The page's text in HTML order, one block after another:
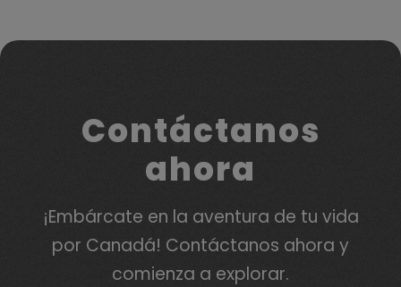
Contáctanos
ahora
¡Embárcate en la aventura de tu vida
por Canadá! Contáctanos ahora y
comienza a explorar.